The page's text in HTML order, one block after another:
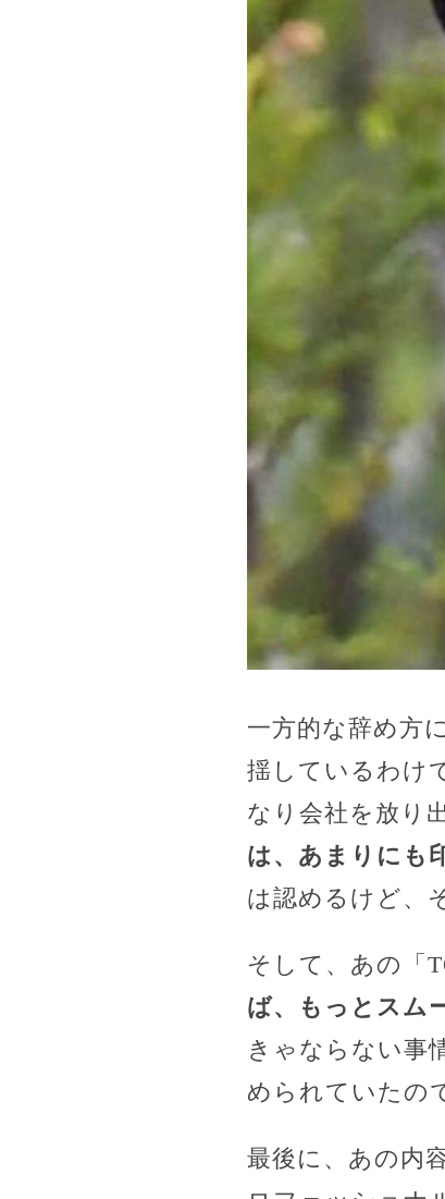
一方的な辞め方
揺しているわけ
なり会社を放り
は、あまりにも
は認めるけど、
そして、あの「
ば、もっとスム
きゃならない事
められていたの
最後に、あの内